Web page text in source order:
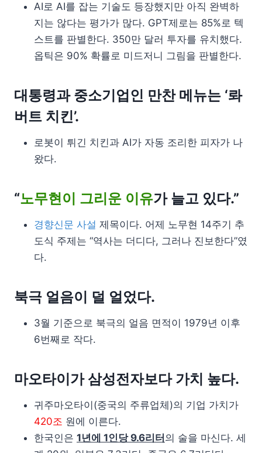
AI로 AI를 잡는 기술도 등장했지만 아직 완벽하
지는 않다는 평가가 많다. GPT제로는 85%로 텍
스트를 판별한다. 350만 달러 투자를 유치했다.
옵틱은 90% 확률로 미드저니 그림을 판별한다.
대통령과 중소기업인 만찬 메뉴는 ‘롸
버트 치킨’.
로봇이 튀긴 치킨과 AI가 자동 조리한 피자가 나
왔다.
“노무현이 그리운 이유가 늘고 있다.”
경향신문 사설 제목이다. 어제 노무현 14주기 추
도식 주제는 “역사는 더디다, 그러나 진보한다”였
다.
북극 얼음이 덜 얼었다.
3월 기준으로 북극의 얼음 면적이 1979년 이후
6번째로 작다.
마오타이가 삼성전자보다 가치 높다.
귀주마오타이(중국의 주류업체)의 기업 가치가
420조 원에 이른다.
한국인은 1년에 1인당 9.6리터 의 술을 마신다. 세